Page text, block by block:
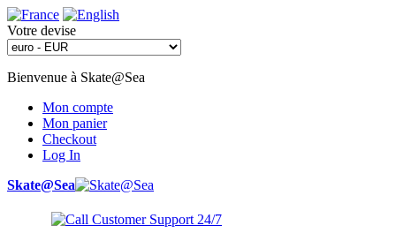
Votre devise
Bienvenue à Skate@Sea
Mon compte
Mon panier
Checkout
Log In
Skate@Sea